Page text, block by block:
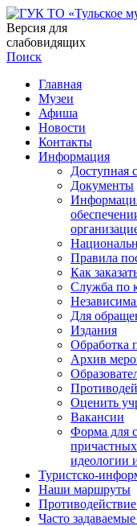
Версия для
слабовидящих
Поиск
Главная
Музеи
Афиша
Новости
Контакты
Информация
Доступная
Документы
Правила
Как
Служба по
Для
Издания
Обработка
Архив
Оценить
Вакансии
Форма для
идеологии
Туристско-
Наши маршруты
Часто